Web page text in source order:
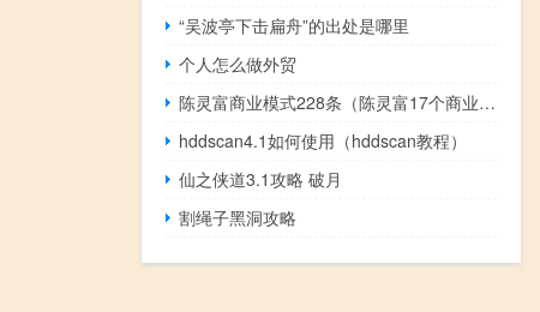
“吴波亭下击扁舟”的出处是哪里
个人怎么做外贸
陈灵富商业模式228条（陈灵富17个商业模式）
hddscan4.1如何使用（hddscan教程）
仙之侠道3.1攻略 破月
割绳子黑洞攻略